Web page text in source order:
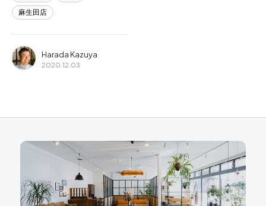
麻生田店
Harada Kazuya
2020.12.03